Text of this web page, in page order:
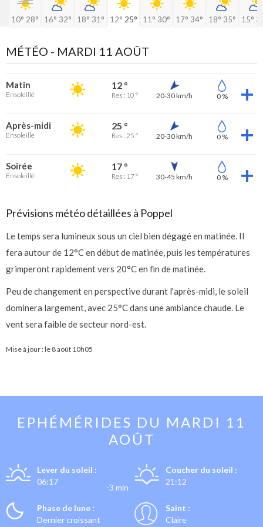
10° 28° 16° 32° 18° 31° 12° 25° 11° 30° 17° 34° 18° 35° 15°
MÉTÉO - MARDI 11 AOÛT
Matin
Ensoleillé
12 °
Res : 10 ° 20-30 km/h 0 %
Après-midi
Ensoleillé
25 °
Res : 25 ° 20-30 km/h 0 %
Soirée
Ensoleillé
17 °
Res : 17 ° 30-45 km/h 0 %
Prévisions météo détaillées à Poppel
Le temps sera lumineux sous un ciel bien dégagé en matinée. Il
fera autour de 12°C en début de matinée, puis les températures
grimperont rapidement vers 20°C en fin de matinée.
Peu de changement en perspective durant l'après-midi, le soleil
dominera largement, avec 25°C dans une ambiance chaude. Le
vent sera faible de secteur nord-est.
Mise à jour : le 8 août 10h05
EPHÉMÉRIDES DU MARDI 11
AOÛT
Lever du soleil :
06:17
-3 min
Coucher du soleil :
21:12
Phase de lune :
Dernier croissant
Saint :
Claire